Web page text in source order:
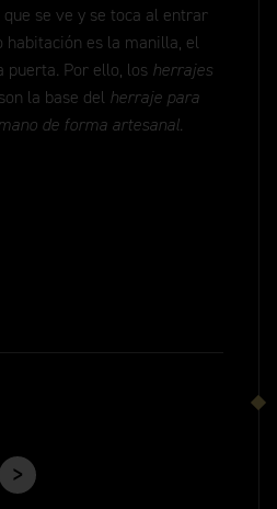
se ve y se toca al entrar
es la manilla, el
puerta. Por ello, los herrajes
la base del herraje para
de forma artesanal.